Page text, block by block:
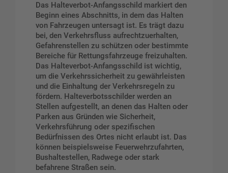
Das Halteverbot-Anfangsschild markiert den
Beginn eines Abschnitts, in dem das Halten
von Fahrzeugen untersagt ist. Es trägt dazu
bei, den Verkehrsfluss aufrechtzuerhalten,
Gefahrenstellen zu schützen oder bestimmte
Bereiche für Rettungsfahrzeuge freizuhalten.
Das Halteverbot-Anfangsschild ist wichtig,
um die Verkehrssicherheit zu gewährleisten
und die Einhaltung der Verkehrsregeln zu
fördern. Halteverbotsschilder werden an
Stellen aufgestellt, an denen das Halten oder
Parken aus Gründen wie Sicherheit,
Verkehrsführung oder spezifischen
Bedürfnissen des Ortes nicht erlaubt ist. Das
können beispielsweise Feuerwehrzufahrten,
Bushaltestellen, Radwege oder stark
befahrene Straßen sein.